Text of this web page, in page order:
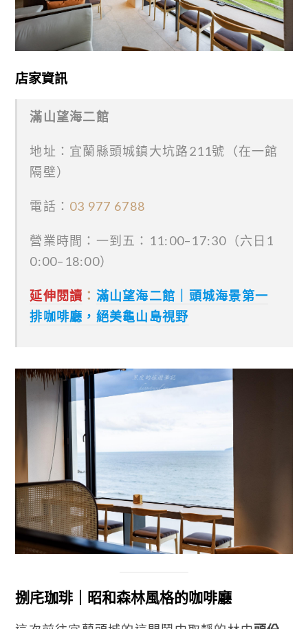
店家資訊
滿山望海二館
地址：宜蘭縣頭城鎮大坑路211號（在一館
隔壁）
電話： 03 977 6788
營業時間：一到五：11:00–17:30（六日1
0:00–18:00）
延伸閱讀 ： 滿山望海二館｜頭城海景第一
排咖啡廳，絕美龜山島視野
捌㡯珈琲｜昭和森林風格的咖啡廳